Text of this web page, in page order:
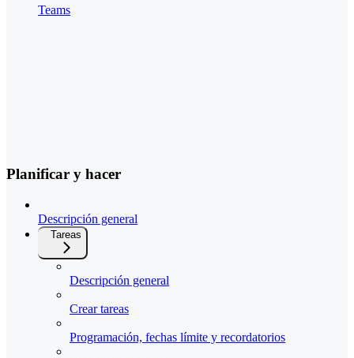
Teams
Planificar y hacer
Descripción general
Tareas
Descripción general
Crear tareas
Programación, fechas límite y recordatorios